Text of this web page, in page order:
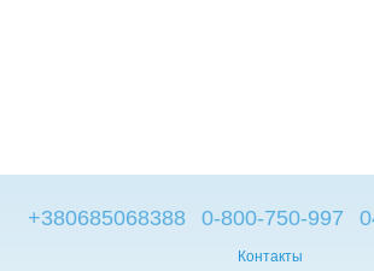
+380685068388 0-800-750-997
Контакты